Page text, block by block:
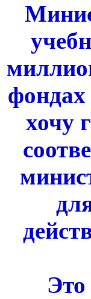
фондах
хочу